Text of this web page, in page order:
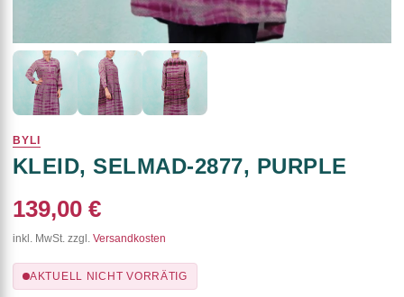
BYLI
KLEID, SELMAD-2877, PURPLE
139,00 €
inkl. MwSt. zzgl. Versandkosten
AKTUELL NICHT VORRÄTIG